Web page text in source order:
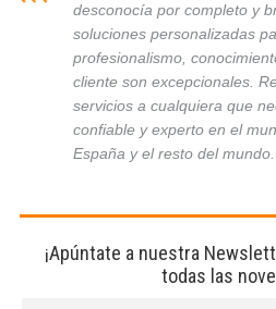
desconocía por completo y
soluciones personalizadas
profesionalismo,
cliente son excepcionales.
servicios a cualquiera que
confiable y experto en el
España y el resto del mundo.
¡Apúntate a nuestra
todas las